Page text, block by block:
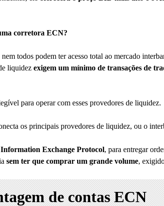
corretora ECN?
todos podem ter acesso total ao mercado
liquidez exigem um mínimo de transações de
para operar com esses provedores de liquidez.
os principais provedores de liquidez, ou o
Exchange Protocol, para entregar
sem ter que comprar um grande volume,
de contas ECN